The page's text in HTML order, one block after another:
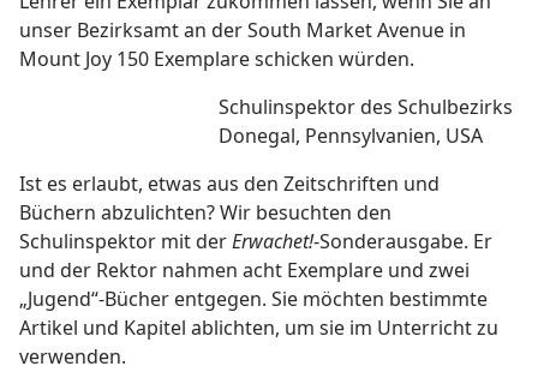
unser Bezirksamt an der South Market Avenue in
Mount Joy 150 Exemplare schicken würden.
Schulinspektor des Schulbezirks
Donegal, Pennsylvanien, USA
Ist es erlaubt, etwas aus den Zeitschriften und
Büchern abzulichten? Wir besuchten den
Schulinspektor mit derErwachet!-Sonderausgabe. Er
und der Rektor nahmen acht Exemplare und zwei
„Jugend“-Bücher entgegen. Sie möchten bestimmte
Artikel und Kapitel ablichten, um sie im Unterricht zu
verwenden.